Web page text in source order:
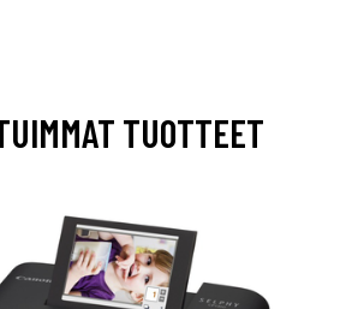
TUOTTEET